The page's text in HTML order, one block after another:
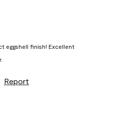
eggshell finish! Excellent
Report